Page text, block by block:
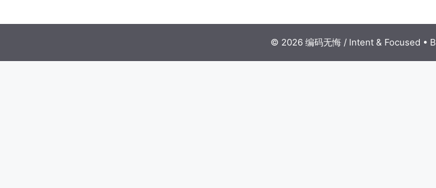
© 2026 编码无悔 / Intent & Focused •